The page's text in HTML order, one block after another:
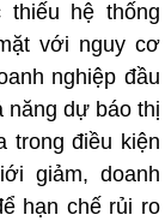
thiếu hệ thống
với nguy cơ
nghiệp đầu
năng dự báo thị
trong điều kiện
giảm, doanh
hạn chế rủi ro